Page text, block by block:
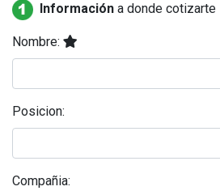
Información a donde cotizarte
Nombre:
Posicion:
Compañia: